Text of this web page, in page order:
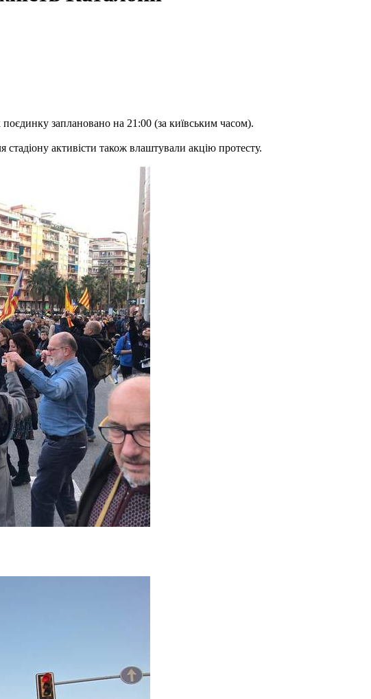
заплановано на 21:00 (за київським часом).
стадіону активісти також влаштували акцію протесту.